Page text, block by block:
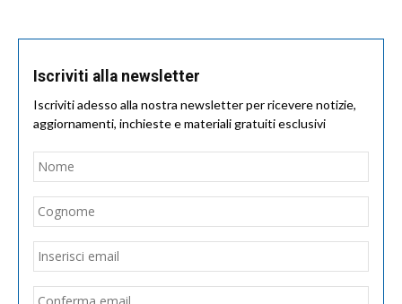
Iscriviti alla newsletter
Iscriviti adesso alla nostra newsletter per ricevere notizie,
aggiornamenti, inchieste e materiali gratuiti esclusivi
Nome
Email